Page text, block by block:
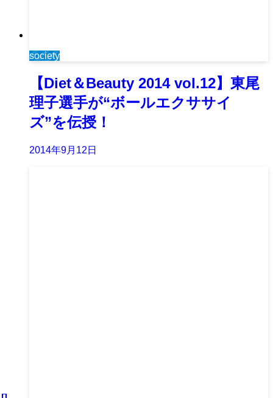
society
【Diet＆Beauty 2014 vol.12】東尾
理子選手が“ボールエクササイ
ズ”を伝授！
2014年9月12日